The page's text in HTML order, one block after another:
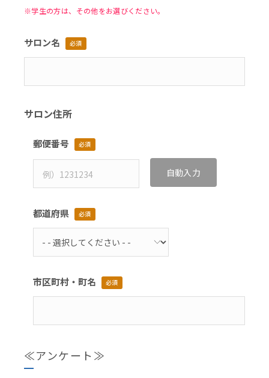
※学生の方は、その他をお選びください。
サロン名 必須
サロン住所
郵便番号 必須
自動入力
都道府県 必須
市区町村・町名 必須
≪アンケート≫